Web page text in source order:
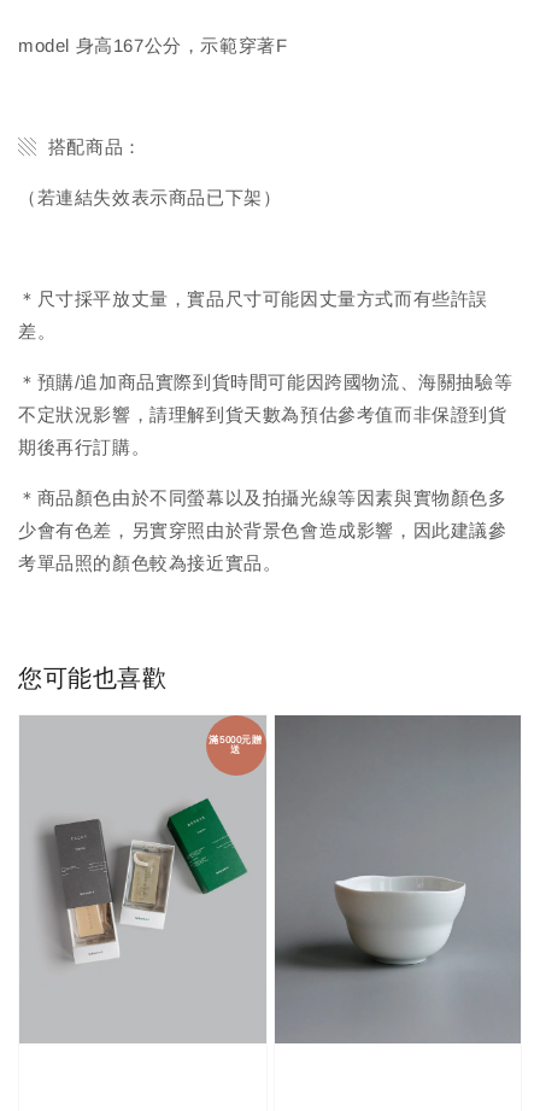
model 身高167公分，示範穿著F
▧ 搭配商品：
（若連結失效表示商品已下架）
＊尺寸採平放丈量，實品尺寸可能因丈量方式而有些許誤
差。
＊預購/追加商品實際到貨時間可能因跨國物流、海關抽驗等
不定狀況影響，請理解到貨天數為預估參考值而非保證到貨
期後再行訂購。
＊商品顏色由於不同螢幕以及拍攝光線等因素與實物顏色多
少會有色差，另實穿照由於背景色會造成影響，因此建議參
考單品照的顏色較為接近實品。
您可能也喜歡
滿5000元贈
送